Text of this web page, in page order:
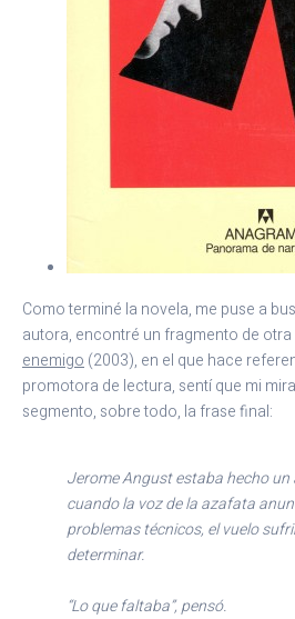
Como terminé la novela, me puse a
autora, encontré un fragmento de otra
enemigo (2003), en el que hace
promotora de lectura, sentí que mi
segmento, sobre todo, la frase final:
Jerome Angust estaba hecho
cuando la voz de la azafata
problemas técnicos, el vuelo
determinar.
“Lo que faltaba”, pensó.